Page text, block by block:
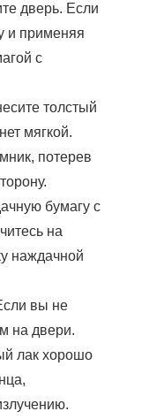
дверь. Если
и применяя
с
толстый
мягкой.
потерев
бумагу с
на
наждачной
вы не
на двери.
лак хорошо